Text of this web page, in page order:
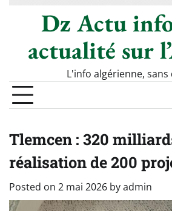
Dz Actu
actualité sur
L'info algérienne,
Tlemcen : 320
réalisation de 200
Posted on 2 mai 2026 byadmin